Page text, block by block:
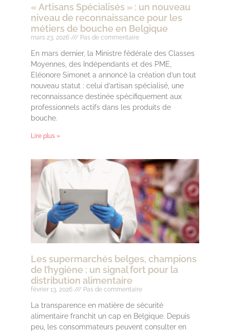
« Artisans Spécialisés » : un nouveau
niveau de reconnaissance pour les
métiers de bouche en Belgique
mars 23, 2026 Pas de commentaire
En mars dernier, la Ministre fédérale des Classes
Moyennes, des Indépendants et des PME,
Eléonore Simonet a annoncé la création d’un tout
nouveau statut : celui d’artisan spécialisé, une
reconnaissance destinée spécifiquement aux
professionnels actifs dans les produits de
bouche.
Lire plus »
Les supermarchés belges, champions
de l’hygiène : un signal fort pour la
distribution alimentaire
février 13, 2026 Pas de commentaire
La transparence en matière de sécurité
alimentaire franchit un cap en Belgique. Depuis
peu, les consommateurs peuvent consulter en